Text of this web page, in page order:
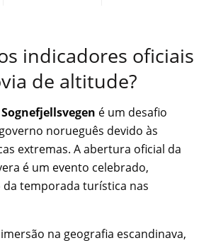
indicadores oficiais
de altitude?
Sognefjellsvegen é um desafio
norueguês devido às
extremas. A abertura oficial da
é um evento celebrado,
temporada turística nas
na geografia escandinava,